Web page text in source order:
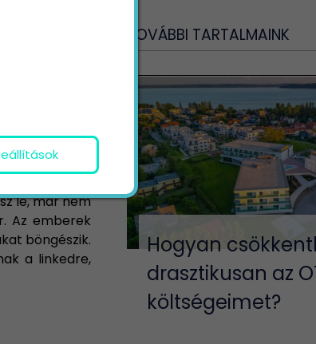
szövegnek
hogy
le, már nem
Az emberek
böngészik.
a linkedre,
TOVÁBBI TARTALMAINK
Hogyan
drasztikusan az
költségeimet?